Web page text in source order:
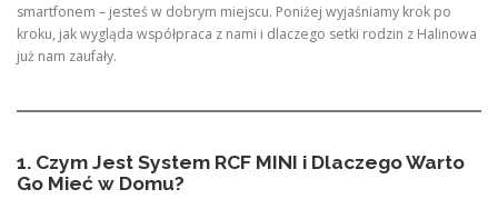
smartfonem – jesteś w dobrym miejscu. Poniżej wyjaśniamy krok po
kroku, jak wygląda współpraca z nami i dlaczego setki rodzin z Halinowa
już nam zaufały.
1. Czym Jest System RCF MINI i Dlaczego Warto
Go Mieć w Domu?